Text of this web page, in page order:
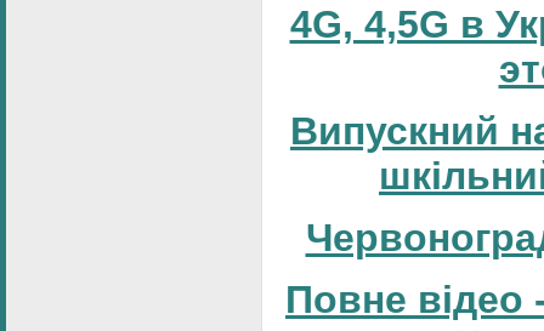
4G, 4,5G в
Випускний
Повне відео